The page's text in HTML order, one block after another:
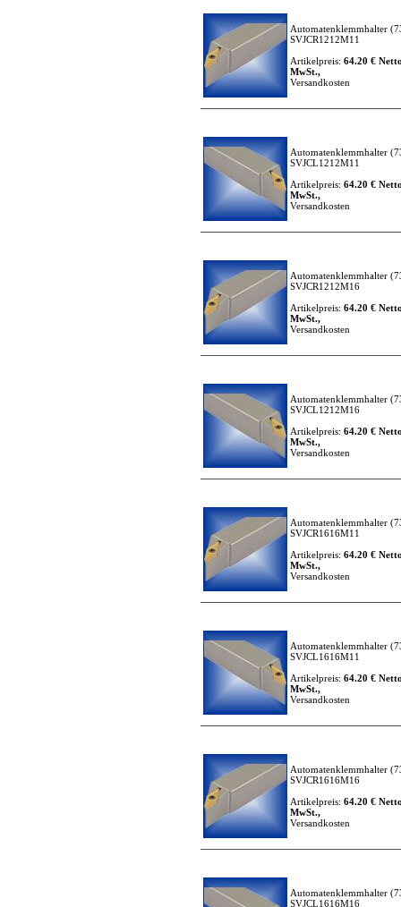
Automatenklemmhalter
SVJCR1212M11
Artikelpreis: 64.20 €
MwSt.,
Versandkosten
Automatenklemmhalter
SVJCL1212M11
Artikelpreis: 64.20 €
MwSt.,
Versandkosten
Automatenklemmhalter
SVJCR1212M16
Artikelpreis: 64.20 €
MwSt.,
Versandkosten
Automatenklemmhalter
SVJCL1212M16
Artikelpreis: 64.20 €
MwSt.,
Versandkosten
Automatenklemmhalter
SVJCR1616M11
Artikelpreis: 64.20 €
MwSt.,
Versandkosten
Automatenklemmhalter
SVJCL1616M11
Artikelpreis: 64.20 €
MwSt.,
Versandkosten
Automatenklemmhalter
SVJCR1616M16
Artikelpreis: 64.20 €
MwSt.,
Versandkosten
Automatenklemmhalter
SVJCL1616M16